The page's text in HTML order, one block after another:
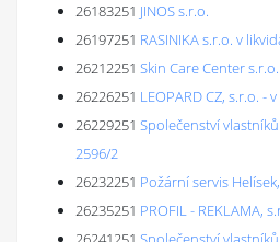
26183251 JINOS s.r.o.
26197251 RASINIKA s.r.o. v
26212251 Skin Care Center s.r.o.
26226251 LEOPARD CZ, s.r.o. -
26229251 Společenství
2596/2
26232251 Požární servis
26235251 PROFIL - REKLAMA,